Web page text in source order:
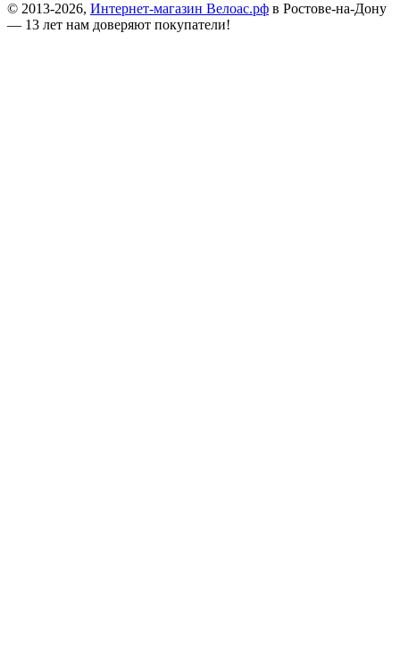
© 2013-2026, Интернет-магазин Велоас.рф в Ростове-на-Дону
— 13 лет нам доверяют покупатели!